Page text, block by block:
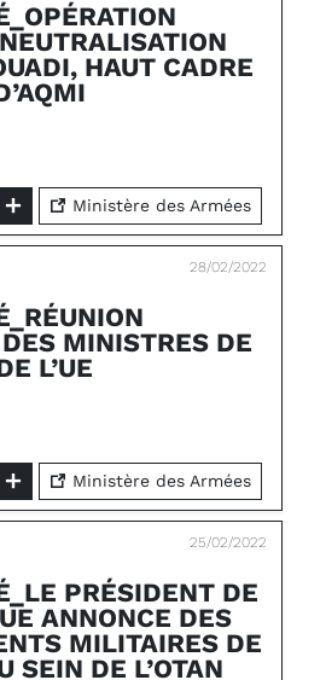
HAUT CADRE
Ministère des Armées
28/02/2022
MINISTRES DE
L’UE
Ministère des Armées
25/02/2022
PRÉSIDENT DE
ANNONCE DES
MILITAIRES DE
SEIN DE L’OTAN